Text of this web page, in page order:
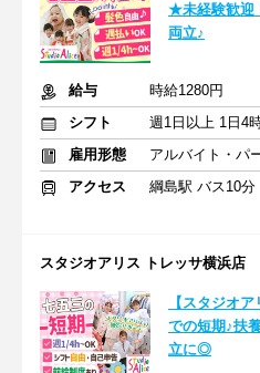
★未経験歓迎
両立♪
給与
時給1280円
シフト
雇用形態
アルバイト・パ
アクセス
綱島駅 バス10分
スタジオアリス トレッサ横浜店
【スタジオ
での短期♪扶
立に◎